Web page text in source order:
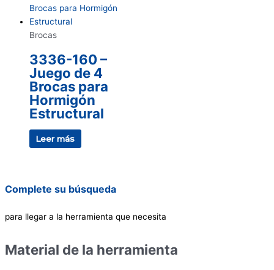
Brocas
3336-160 –
Juego de 4
Brocas para
Hormigón
Estructural
Leer más
Complete su búsqueda
para llegar a la herramienta que necesita
Material de la herramienta